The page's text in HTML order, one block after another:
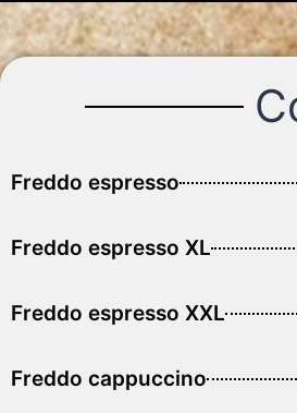
Freddo espresso
Freddo espresso XL
Freddo espresso XXL
Freddo cappuccino